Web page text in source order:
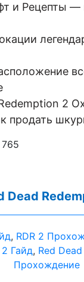
и Рецепты —
2
продать
765
Dead
, RDR 2
Гайд, Red
Прохождение